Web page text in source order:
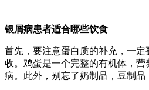
银屑病患者适合哪些饮食
首先，要注意蛋白质的补充，一
收。鸡蛋是一个完整的有机体，
病。此外，别忘了奶制品，豆制品